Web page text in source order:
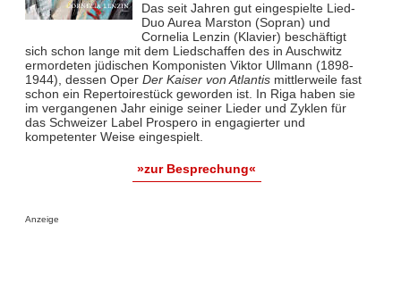
Das seit Jahren gut eingespielte Lied-
Duo Aurea Marston (Sopran) und
Cornelia Lenzin (Klavier) beschäftigt
sich schon lange mit dem Liedschaffen des in Auschwitz
ermordeten jüdischen Komponisten Viktor Ullmann (1898-
1944), dessen Oper Der Kaiser von Atlantismittlerweile fast
schon ein Repertoirestück geworden ist. In Riga haben sie
im vergangenen Jahr einige seiner Lieder und Zyklen für
das Schweizer Label Prospero in engagierter und
kompetenter Weise eingespielt.
»zur Besprechung«
Anzeige